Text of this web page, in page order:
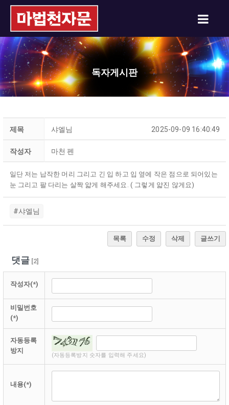
독자게시판
제목 샤엘님 2025-09-09 16:40:49
작성자 마천 펜
일단 저는 납작한 머리 그리고 긴 입 하고 입 옆에 작은 점으로 되어있는
눈 그리고 팔 다리는 살짝 얇게 해주세요. ( 그렇게 얇진 않게요)
#샤엘님
목록 수정 삭제 글쓰기
댓글[2]
작성자(*)
비밀번호
(*)
자동등록
방지
(자동등록방지 숫자를 입력해 주세요)
내용(*)